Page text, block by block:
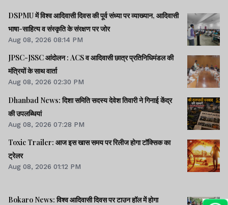
DSPMU में विश्व आदिवासी दिवस की पूर्व संध्या पर व्याख्यान, आदिवासी
भाषा-साहित्य व संस्कृति के संरक्षण पर जोर
Aug 08, 2026 08:14 PM
JPSC-JSSC आंदोलन : ACS व आदिवासी छात्र प्रतिनिधिमंडल की
मंत्रियों के साथ वार्ता
Aug 08, 2026 02:30 PM
Dhanbad News: दिशा समिति सदस्य देवेश तिवारी ने गिनाई केंद्र
की उपलब्धियां
Aug 08, 2026 07:28 PM
Toxic Trailer: आज इस खास समय पर रिलीज होगा टॉक्सिक का
ट्रेलर
Aug 08, 2026 01:12 PM
Bokaro News: विश्व आदिवासी दिवस पर टाउन हॉल में होगा